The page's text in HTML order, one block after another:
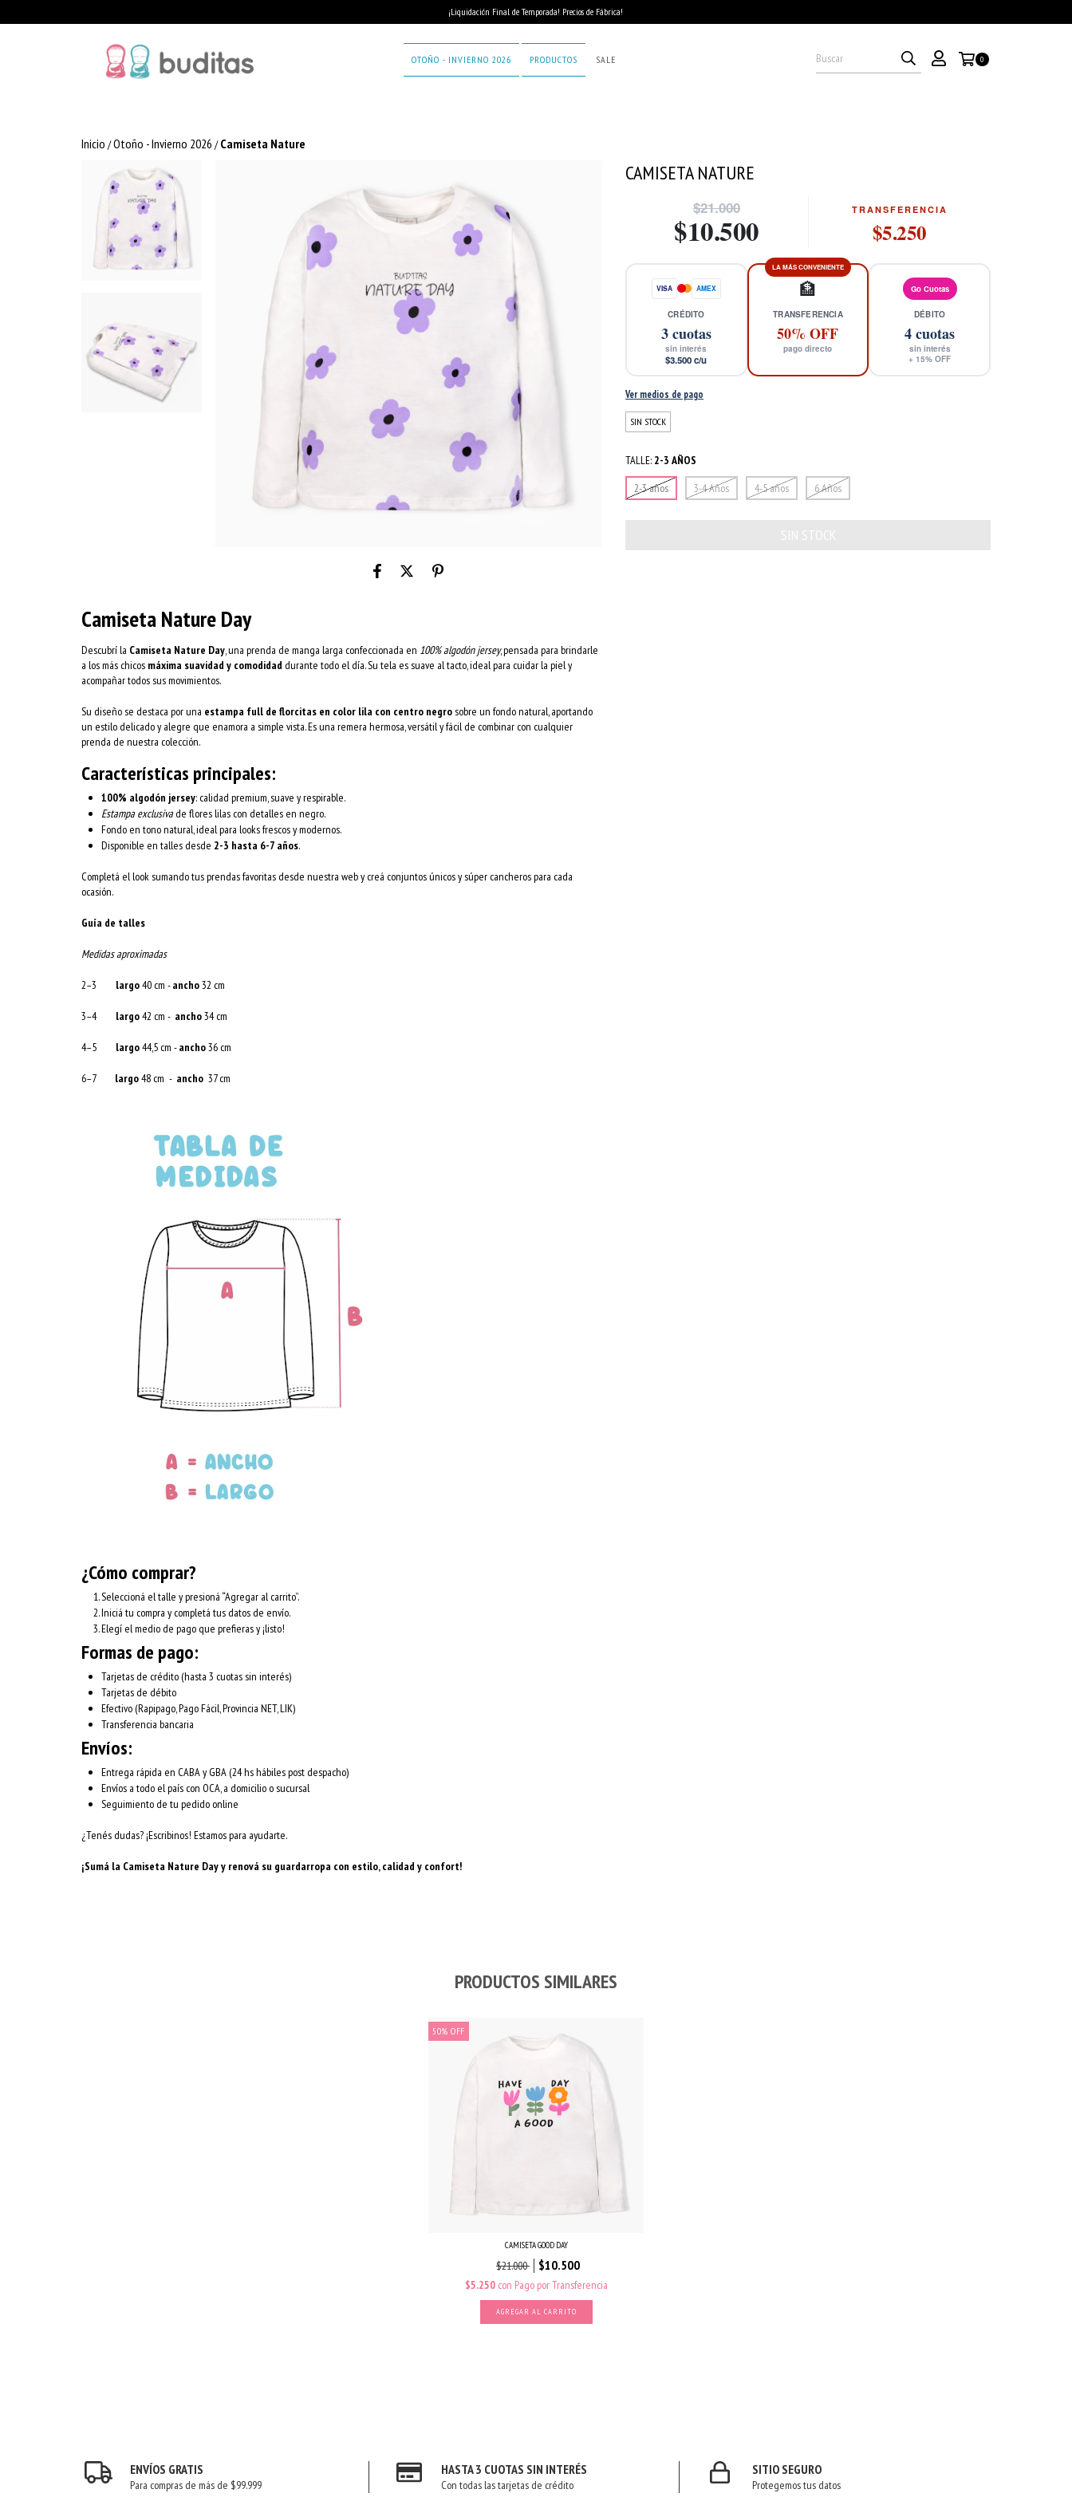
¡Liquidación Final de Temporada! Precios de Fábrica!
OTOÑO - INVIERNO 2026 PRODUCTOS SALE 0
Inicio /Otoño - Invierno 2026 / Camiseta Nature
Camiseta Nature Day
Descubrí la Camiseta Nature Day, una prenda de manga larga confeccionada en 100% algodón jersey, pensada para brindarle
a los más chicos máxima suavidad y comodidad durante todo el día. Su tela es suave al tacto, ideal para cuidar la piel y
acompañar todos sus movimientos.
Su diseño se destaca por una estampa full de florcitas en color lila con centro negrosobre un fondo natural, aportando
un estilo delicado y alegre que enamora a simple vista. Es una remera hermosa, versátil y fácil de combinar con cualquier
prenda de nuestra colección.
Características principales:
100% algodón jersey: calidad premium, suave y respirable.
Estampa exclusivade flores lilas con detalles en negro.
Fondo en tono natural, ideal para looks frescos y modernos.
Disponible en talles desde 2-3 hasta 6-7 años.
Completá el look sumando tus prendas favoritas desde nuestra web y creá conjuntos únicos y súper cancheros para cada
ocasión.
Guía de talles
Medidas aproximadas
2–3 largo40 cm -ancho32 cm
3–4 largo42 cm - ancho34 cm
4–5 largo44,5 cm -ancho36 cm
6–7 largo48 cm - ancho 37 cm
¿Cómo comprar?
Seleccioná el talle y presioná “Agregar al carrito”.
Iniciá tu compra y completá tus datos de envío.
Elegí el medio de pago que prefieras y ¡listo!
Formas de pago:
Tarjetas de crédito (hasta 3 cuotas sin interés)
Tarjetas de débito
Efectivo (Rapipago, Pago Fácil, Provincia NET, LIK)
Transferencia bancaria
Envíos:
Entrega rápida en CABA y GBA (24 hs hábiles post despacho)
Envíos a todo el país con OCA, a domicilio o sucursal
Seguimiento de tu pedido online
¿Tenés dudas? ¡Escribinos! Estamos para ayudarte.
¡Sumá la Camiseta Nature Day y renová su guardarropa con estilo, calidad y confort!
CAMISETA NATURE
$21.000
$10.500
TRANSFERENCIA
$5.250
VISA AMEX
CRÉDITO
3cuotas
sin interés
$3.500c/u
LA MÁS CONVENIENTE
🏦
TRANSFERENCIA
50% OFF
pago directo
Go Cuotas
DÉBITO
4cuotas
sin interés
+15% OFF
Ver medios de pago
SIN STOCK
TALLE: 2-3 AÑOS
2-3 años
3-4 Años 4-5 años 6 Años
PRODUCTOS SIMILARES
50% OFF
CAMISETA GOOD DAY
$21.000 $10.500
$5.250 con Pago por Transferencia
AGREGAR AL CARRITO
ENVÍOS GRATIS
Para compras de más de $99.999
HASTA 3 CUOTAS SIN INTERÉS
Con todas las tarjetas de crédito
SITIO SEGURO
Protegemos tus datos